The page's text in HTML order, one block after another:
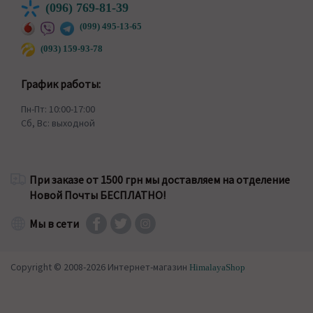
(096) 769-81-39
(099) 495-13-65
(093) 159-93-78
График работы:
Пн-Пт: 10:00-17:00
Сб, Вс: выходной
При заказе от 1500 грн мы доставляем на отделение
Новой Почты БЕСПЛАТНО!
Мы в сети
Copyright © 2008-2026 Интернет-магазин HimalayaShop